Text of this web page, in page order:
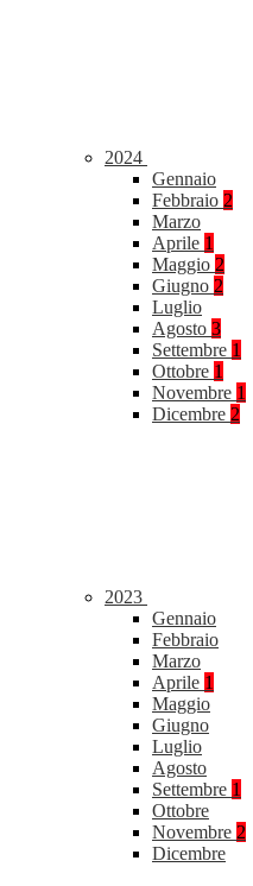
2024
Gennaio
Febbraio 2
Marzo
Aprile 1
Maggio 2
Giugno 2
Luglio
Agosto 3
Settembre 1
Ottobre 1
Novembre 1
Dicembre 2
2023
Gennaio
Febbraio
Marzo
Aprile 1
Maggio
Giugno
Luglio
Agosto
Settembre 1
Ottobre
Novembre 2
Dicembre